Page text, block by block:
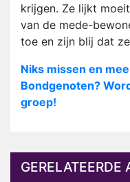
krijgen. Ze lijkt
van de mede-
toe en zijn blij dat
Niks missen en
Bondgenoten?
groep!
GERELATEERDE